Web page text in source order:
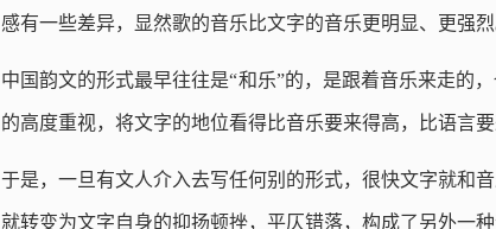
感有一些差异，显然歌的音乐比文字的音乐更明显、更强烈
中国韵文的形式最早往往是“和乐”的，是跟着音乐来走的
的高度重视，将文字的地位看得比音乐要来得高，比语言要
于是，一旦有文人介入去写任何别的形式，很快文字就和
就转变为文字自身的抑扬顿挫，平仄错落，构成了另外一